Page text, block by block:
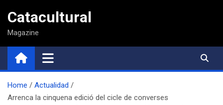
contenido
Catacultural
Magazine
Home
Actualidad
Arrenca la cinquena edició del cicle de converses